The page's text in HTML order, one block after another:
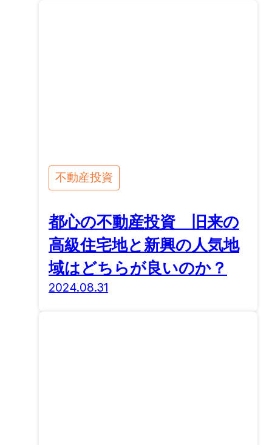
不動産投資
都心の不動産投資 旧来の
高級住宅地と新興の人気地
域はどちらが良いのか？
2024.08.31